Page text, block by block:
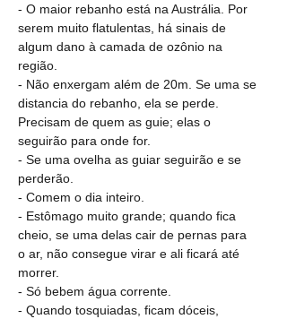
- O maior rebanho está na Austrália. Por
serem muito flatulentas, há sinais de
algum dano à camada de ozônio na
região.
- Não enxergam além de 20m. Se uma se
distancia do rebanho, ela se perde.
Precisam de quem as guie; elas o
seguirão para onde for.
- Se uma ovelha as guiar seguirão e se
perderão.
- Comem o dia inteiro.
- Estômago muito grande; quando fica
cheio, se uma delas cair de pernas para
o ar, não consegue virar e ali ficará até
morrer.
- Só bebem água corrente.
- Quando tosquiadas, ficam dóceis,